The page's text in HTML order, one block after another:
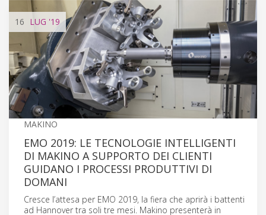
16 LUG '19
MAKINO
EMO 2019: LE TECNOLOGIE INTELLIGENTI
DI MAKINO A SUPPORTO DEI CLIENTI
GUIDANO I PROCESSI PRODUTTIVI DI
DOMANI
Cresce l’attesa per EMO 2019, la fiera che aprirà i battenti
ad Hannover tra soli tre mesi. Makino presenterà in